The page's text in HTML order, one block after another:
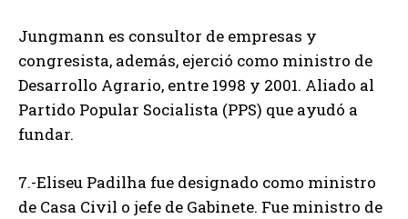
Jungmann es consultor de empresas y
congresista, además, ejerció como ministro de
Desarrollo Agrario, entre 1998 y 2001. Aliado al
Partido Popular Socialista (PPS) que ayudó a
fundar.
7.-Eliseu Padilha fue designado como ministro
de Casa Civil o jefe de Gabinete. Fue ministro de